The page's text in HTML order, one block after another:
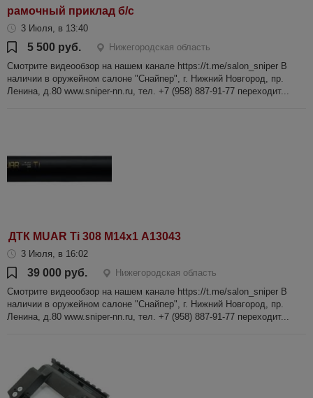
рамочный приклад б/с
3 Июля, в 13:40
5 500 руб.
Нижегородская область
Смотрите видеообзор на нашем канале https://t.me/salon_sniper В
наличии в оружейном салоне "Снайпер", г. Нижний Новгород, пр.
Ленина, д.80 www.sniper-nn.ru, тел. +7 (958) 887-91-77 переходит...
ДТК MUAR Ti 308 М14х1 А13043
3 Июля, в 16:02
39 000 руб.
Нижегородская область
Смотрите видеообзор на нашем канале https://t.me/salon_sniper В
наличии в оружейном салоне "Снайпер", г. Нижний Новгород, пр.
Ленина, д.80 www.sniper-nn.ru, тел. +7 (958) 887-91-77 переходит...